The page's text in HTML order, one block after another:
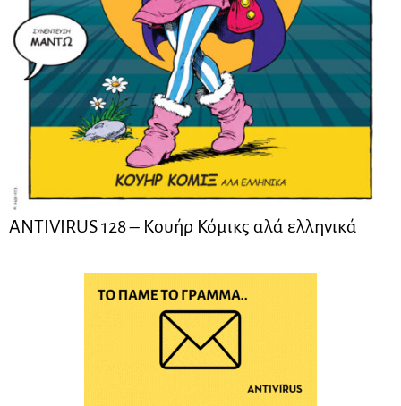
ANTIVIRUS 128 – Kουήρ Κόμικς αλά ελληνικά